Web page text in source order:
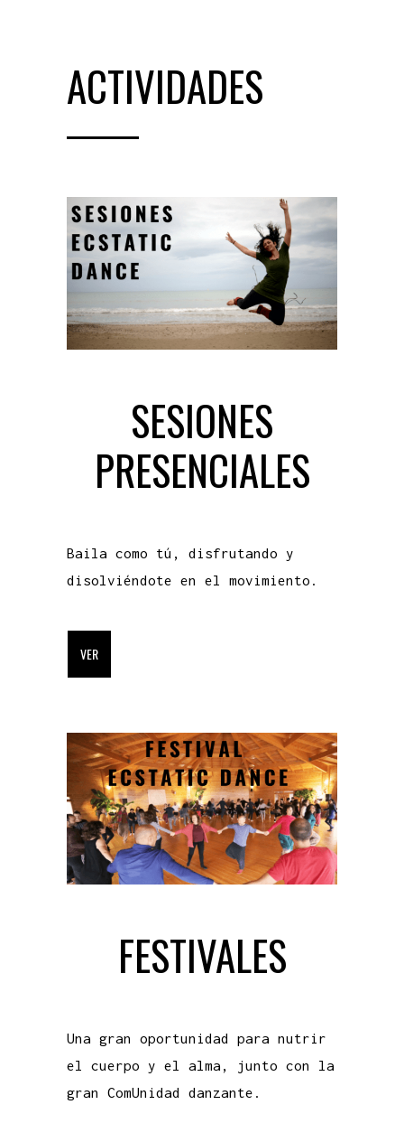
ACTIVIDADES
SESIONES
PRESENCIALES
Baila como tú, disfrutando y
disolviéndote en el movimiento.
VER
FESTIVALES
Una gran oportunidad para nutrir
el cuerpo y el alma, junto con la
gran ComUnidad danzante.